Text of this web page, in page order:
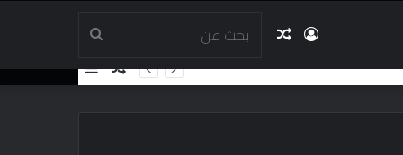
بحث مقالتسجيل
إضافةمقال